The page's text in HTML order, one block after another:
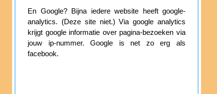
En Google? Bijna iedere website heeft google-
analytics. (Deze site niet.) Via google analytics
krijgt google informatie over pagina-bezoeken via
jouw ip-nummer. Google is net zo erg als
facebook.